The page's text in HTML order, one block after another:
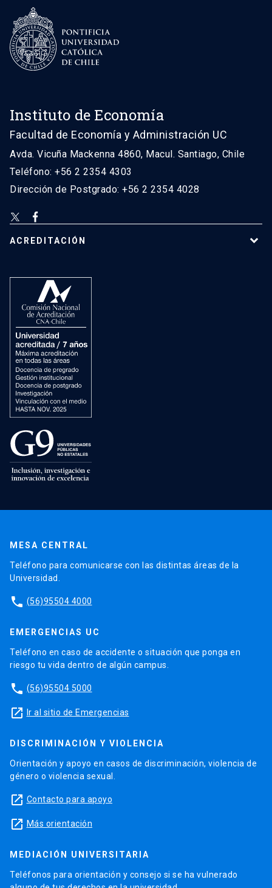
Instituto de Economía
Facultad de Economía y Administración UC
Avda. Vicuña Mackenna 4860, Macul. Santiago, Chile
Teléfono: +56 2 2354 4303
Dirección de Postgrado: +56 2 2354 4028
ACREDITACIÓN
MESA CENTRAL
Teléfono para comunicarse con las distintas áreas de la
Universidad.
phone (56)95504 4000
EMERGENCIAS UC
Teléfono en caso de accidente o situación que ponga en
riesgo tu vida dentro de algún campus.
phone (56)95504 5000
launch Ir al sitio de Emergencias
DISCRIMINACIÓN Y VIOLENCIA
Orientación y apoyo en casos de discriminación, violencia de
género o violencia sexual.
launch Contacto para apoyo
launch Más orientación
MEDIACIÓN UNIVERSITARIA
Teléfonos para orientación y consejo si se ha vulnerado